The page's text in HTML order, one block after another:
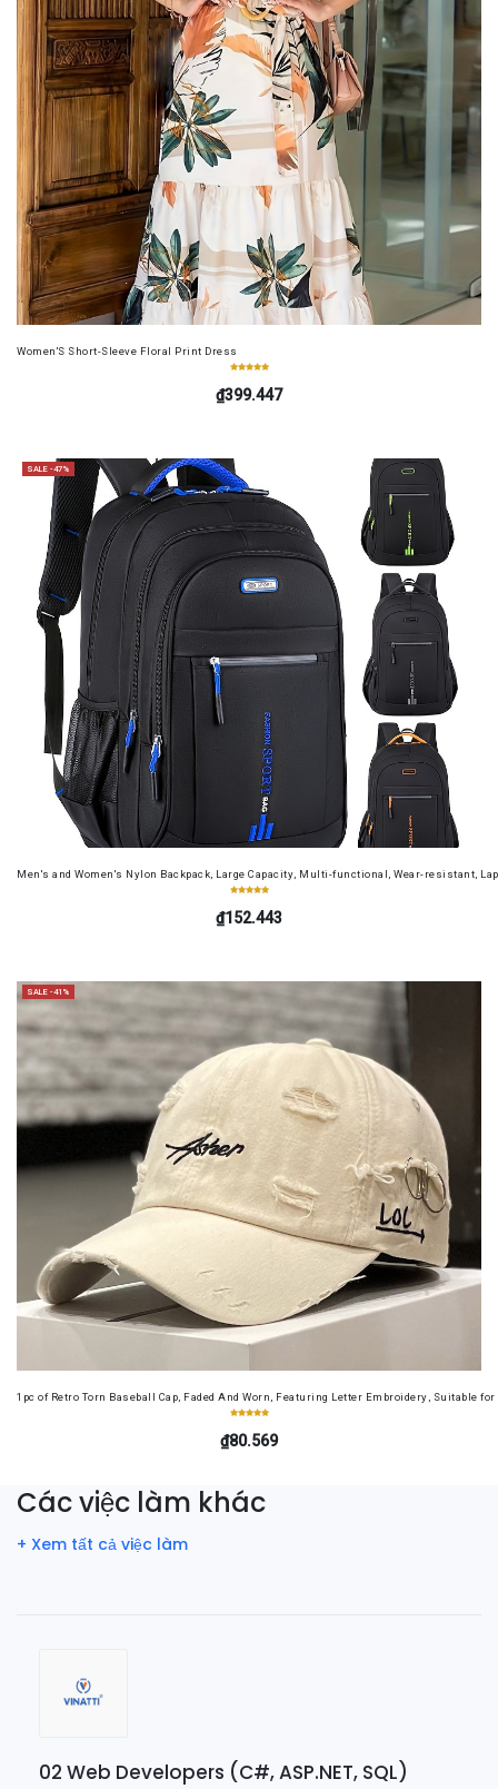
Women'S Short-Sleeve Floral Print Dress
₫399.447
SALE -47%
Men's and Women's Nylon Backpack, Large Capacity, Multi-functional, Wear-resistant,
₫152.443
SALE -41%
1pc of Retro Torn Baseball Cap, Faded And Worn, Featuring Letter Embroidery, Suitable
₫80.569
Các việc làm khác
+ Xem tất cả việc làm
02 Web Developers (C#, ASP.NET, SQL)